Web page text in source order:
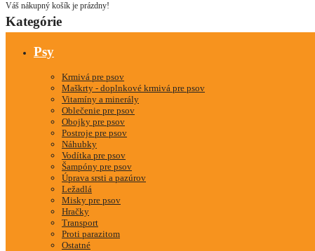
Váš nákupný košík je prázdny!
Kategórie
Psy
Krmivá pre psov
Maškrty - doplnkové krmivá pre psov
Vitamíny a minerály
Oblečenie pre psov
Obojky pre psov
Postroje pre psov
Náhubky
Vodítka pre psov
Šampóny pre psov
Úprava srsti a pazúrov
Ležadlá
Misky pre psov
Hračky
Transport
Proti parazitom
Ostatné